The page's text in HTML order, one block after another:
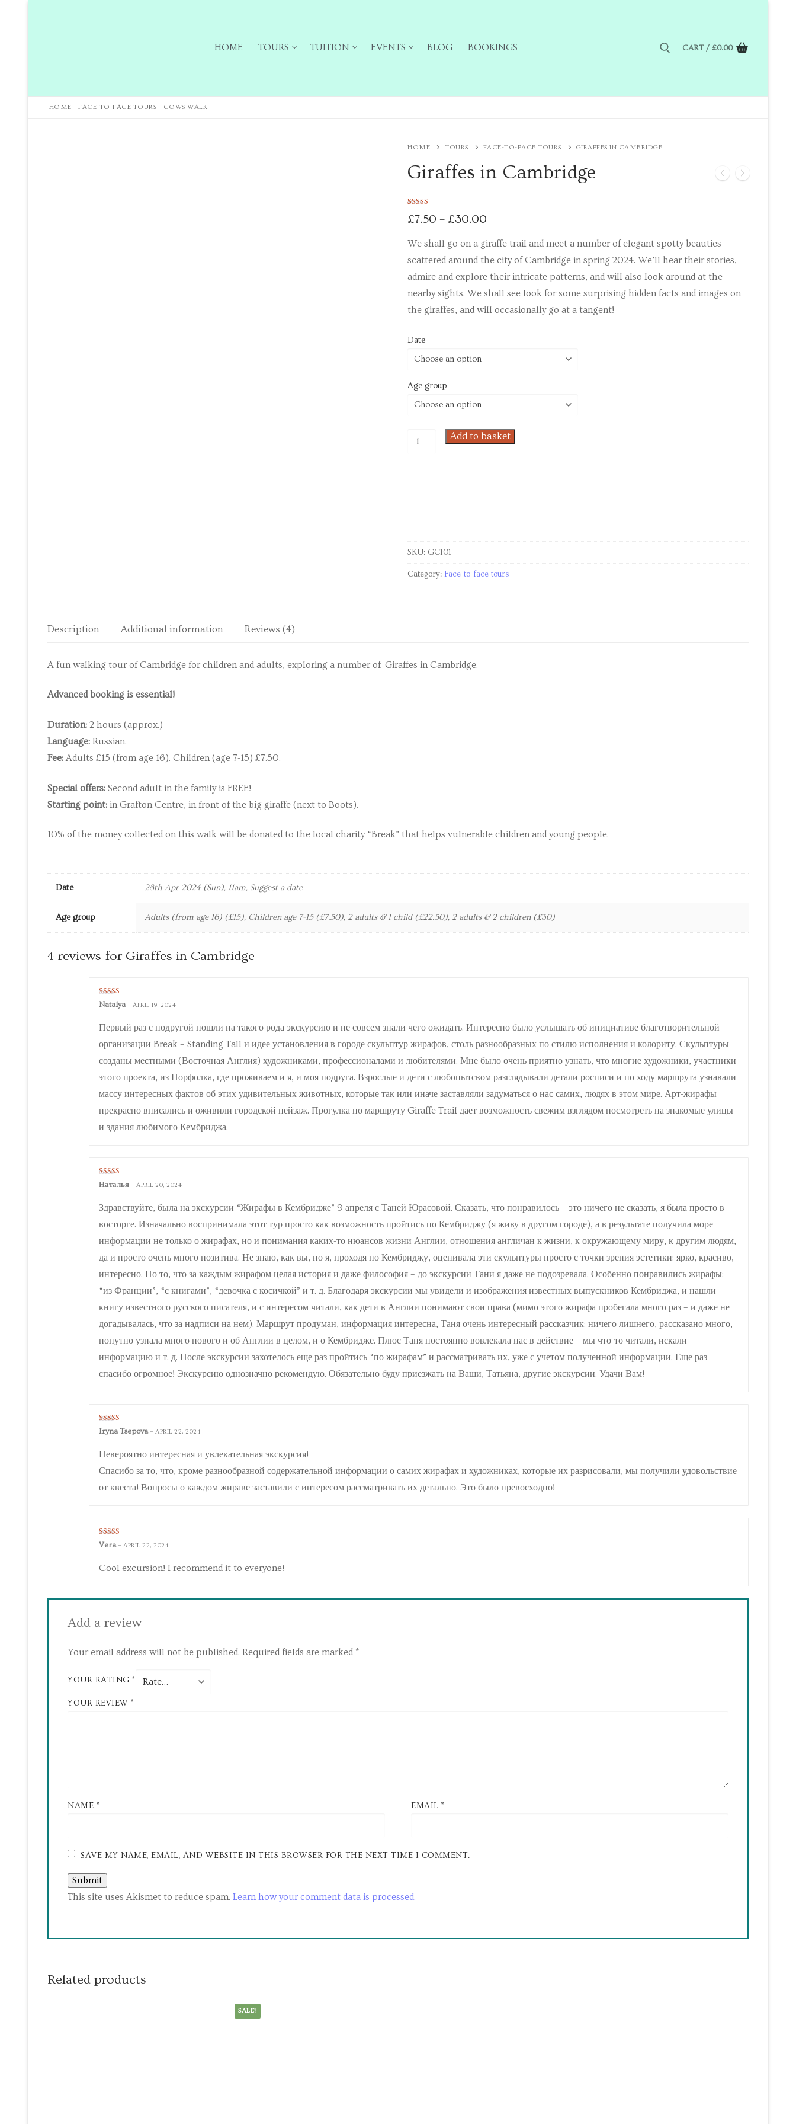
HOME TOURS TUITION EVENTS BLOG BOOKINGS CART / £0.00
Cambridge Russian and Ukrainian Summer School
HOME -FACE-TO-FACE TOURS - COWS WALK
HOME TOURS FACE-TO-FACE TOURS GIRAFFES IN CAMBRIDGE
Giraffes in Cambridge
Rated 5.00
out of 5
4
ratings
£7.50 – £30.00
We shall go on a giraffe trail and meet a number of elegant spotty beauties
scattered around the city of Cambridge in spring 2024. We’ll hear their stories,
admire and explore their intricate patterns, and will also look around at the
nearby sights. We shall see look for some surprising hidden facts and images on
the giraffes, and will occasionally go at a tangent!
Date
Age group
Add to basket
SKU: GC101
Category: Face-to-face tours
Description Additional information Reviews (4)
A fun walking tour of Cambridge for children and adults, exploring a number of Giraffes in Cambridge.
Advanced booking is essential!
Duration: 2 hours (approx.)
Language: Russian.
Fee:Adults £15 (from age 16). Children (age 7-15) £7.50.
Special offers: Second adult in the family is FREE!
Starting point: in Grafton Centre, in front of the big giraffe (next to Boots).
10% of the money collected on this walk will be donated to the local charity “Break” that helps vulnerable children and young people.
Date 28th Apr 2024 (Sun), 11am, Suggest a date
Age group Adults (from age 16) (£15), Children age 7-15 (£7.50), 2 adults & 1 child (£22.50), 2 adults & 2 children (£30)
4 reviews for Giraffes in Cambridge
Rated5out
Natalya– APRIL 19, 2024
Первый раз с подругой пошли на такого рода экскурсию и не совсем знали чего ожидать. Интересно было услышать об инициативе благотворительной
организации Break – Standing Tall и идее установления в городе скульптур жирафов, столь разнообразных по стилю исполнения и колориту. Скульптуры
созданы местными (Восточная Англия) художниками, профессионалами и любителями. Мне было очень приятно узнать, что многие художники, участники
этого проекта, из Норфолка, где проживаем и я, и моя подруга. Взрослые и дети с любопытсвом разглядывали детали росписи и по ходу маршрута узнавали
массу интересных фактов об этих удивительных животных, которые так или иначе заставляли задуматься о нас самих, людях в этом мире. Арт-жирафы
прекрасно вписались и оживили городской пейзаж. Прогулка по маршруту Giraffe Trail дает возможность свежим взглядом посмотреть на знакомые улицы
и здания любимого Кембриджа.
Rated5out
Наталья – APRIL 20, 2024
Здравствуйте, была на экскурсии “Жирафы в Кембридже” 9 апреля с Таней Юрасовой. Сказать, что понравилось – это ничего не сказать, я была просто в
восторге. Изначально воспринимала этот тур просто как возможность пройтись по Кембриджу (я живу в другом городе), а в результате получила море
информации не только о жирафах, но и понимания каких-то нюансов жизни Англии, отношения англичан к жизни, к окружающему миру, к другим людям,
да и просто очень много позитива. Не знаю, как вы, но я, проходя по Кембриджу, оценивала эти скульптуры просто с точки зрения эстетики: ярко, красиво,
интересно. Но то, что за каждым жирафом целая история и даже философия – до экскурсии Тани я даже не подозревала. Особенно понравились жирафы:
“из Франции”, “с книгами”, “девочка с косичкой” и т. д. Благодаря экскурсии мы увидели и изображения известных выпускников Кембриджа, и нашли
книгу известного русского писателя, и с интересом читали, как дети в Англии понимают свои права (мимо этого жирафа пробегала много раз – и даже не
догадывалась, что за надписи на нем). Маршрут продуман, информация интересна, Таня очень интересный рассказчик: ничего лишнего, рассказано много,
попутно узнала много нового и об Англии в целом, и о Кембридже. Плюс Таня постоянно вовлекала нас в действие – мы что-то читали, искали
информацию и т. д. После экскурсии захотелось еще раз пройтись “по жирафам” и рассматривать их, уже с учетом полученной информации. Еще раз
спасибо огромное! Экскурсию однозначно рекомендую. Обязательно буду приезжать на Ваши, Татьяна, другие экскурсии. Удачи Вам!
Rated5out
of 5
Iryna Tsepova– APRIL 22, 2024
Невероятно интересная и увлекательная экскурсия!
Спасибо за то, что, кроме разнообразной содержательной информации о самих жирафах и художниках, которые их разрисовали, мы получили удовольствие
от квеста! Вопросы о каждом жираве заставили с интересом рассматривать их детально. Это было превосходно!
Rated 5out
Vera– APRIL 22, 2024
Cool excursion! I recommend it to everyone!
Add a review
Your email address will not be published. Required fields are marked *
YOUR RATING *
YOUR REVIEW *
NAME * EMAIL *
SAVE MY NAME, EMAIL, AND WEBSITE IN THIS BROWSER FOR THE NEXT TIME I COMMENT.
This site uses Akismet to reduce spam. Learn how your comment data is processed.
Related products
SALE!